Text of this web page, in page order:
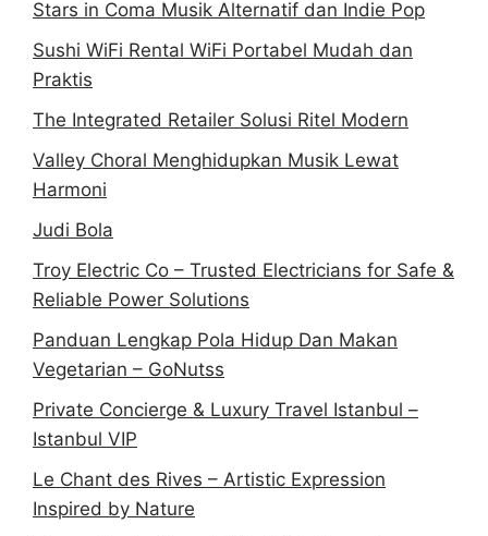
Stars in Coma Musik Alternatif dan Indie Pop
Sushi WiFi Rental WiFi Portabel Mudah dan
Praktis
The Integrated Retailer Solusi Ritel Modern
Valley Choral Menghidupkan Musik Lewat
Harmoni
Judi Bola
Troy Electric Co – Trusted Electricians for Safe &
Reliable Power Solutions
Panduan Lengkap Pola Hidup Dan Makan
Vegetarian – GoNutss
Private Concierge & Luxury Travel Istanbul –
Istanbul VIP
Le Chant des Rives – Artistic Expression
Inspired by Nature